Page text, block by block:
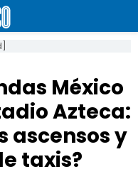
México
Azteca:
ascensos y
taxis?